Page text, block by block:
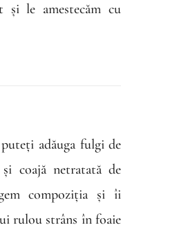
și le amestecăm cu
adăuga fulgi de
coajă netratată de
compoziția și îi
rulou strâns în foaie